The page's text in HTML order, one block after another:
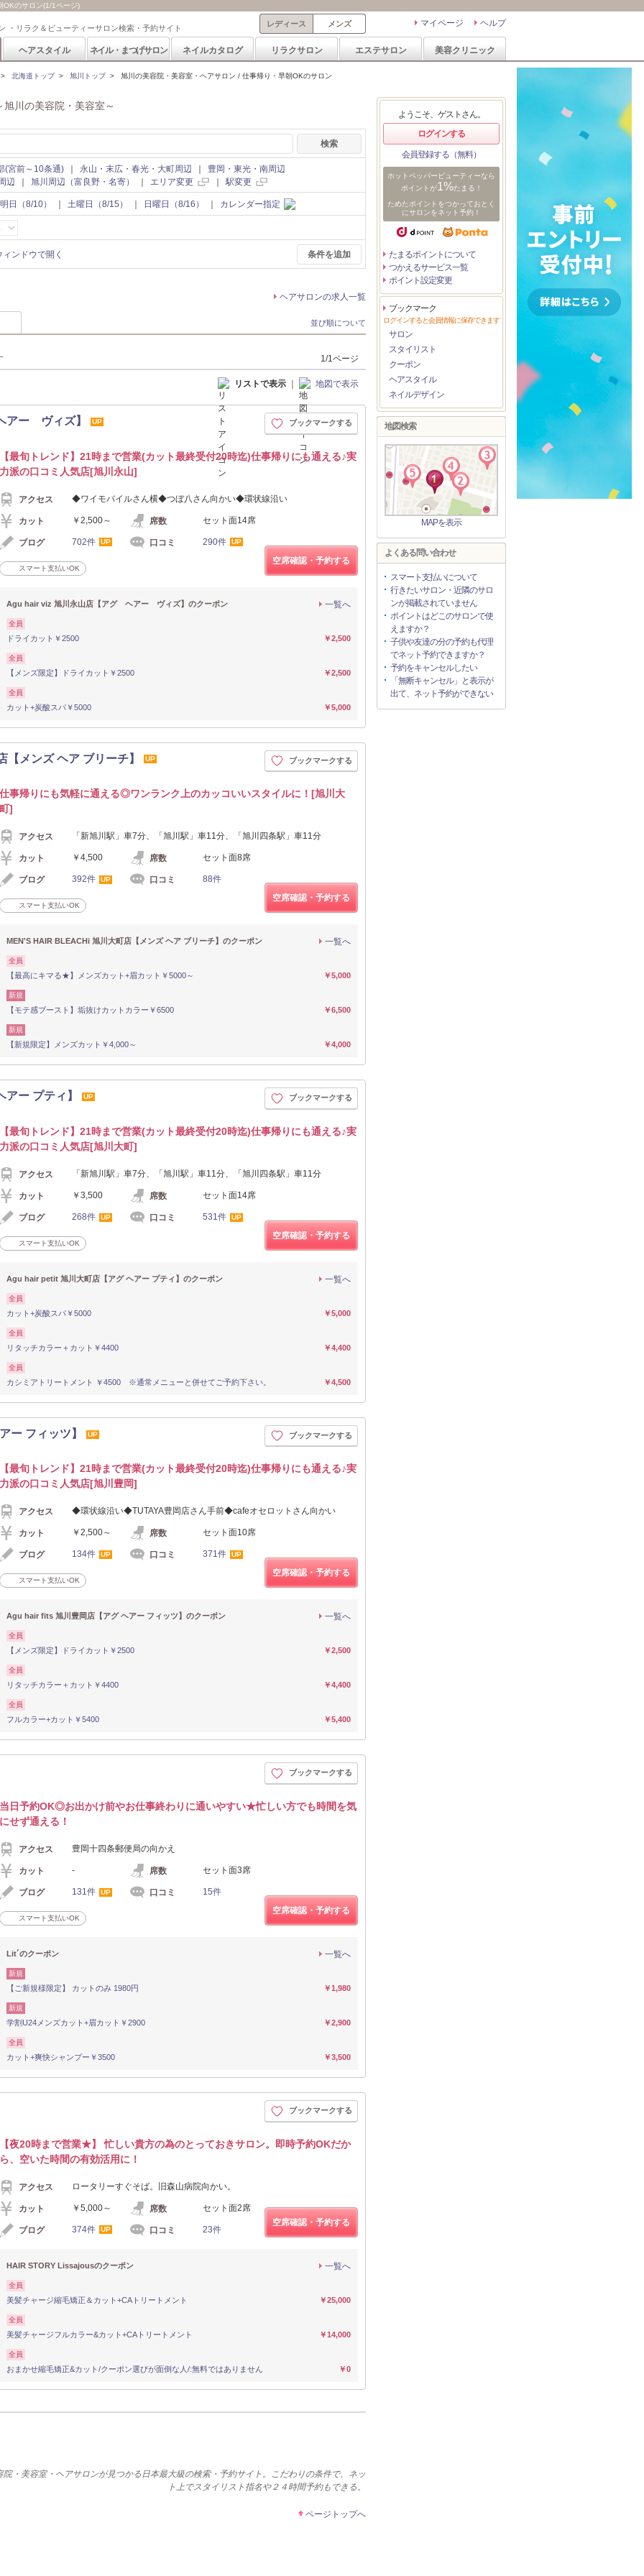
OKのサロン(1/1ページ)
・リラク＆ビューティーサロン検索・予約サイト ヘルプ
マイページ
レディース メンズ
ヘアスタイル ネイル・まつげサロン ネイルカタログ リラクサロン エステサロン 美容クリニック
北海道トップ> 旭川トップ> 旭川の美容院・美容室・ヘアサロン / 仕事帰り・早朝OKのサロン
旭川の美容院・美容室～
(宮前～10条通) 永山・末広・春光・大町周辺
豊岡・東光・南周辺
辺
旭川周辺（富良野・名寄） エリア変更 駅変更
明日（8/10） 土曜日（8/15） 日曜日（8/16） カレンダー指定
条件を追加
ヘアサロンの求人一覧
並び順について
1/1ページ
リストで表示 地図で表示
アー ヴィズ】 UP ブックマークする
【最旬トレンド】21時まで営業(カット最終受付20時迄)仕事帰りにも通える♪実
力派の口コミ人気店[旭川永山]
アクセス ◆ワイモバイルさん横◆つぼ八さん向かい◆環状線沿い
カット ￥2,500～ 席数 セット面14席
ブログ 702件 UP 口コミ 290件 UP
スマート支払いOK
空席確認・予約する
Agu hair viz 旭川永山店【アグ ヘアー ヴィズ】のクーポン 一覧へ
全員
ドライカット￥2500 ￥2,500
全員
【メンズ限定】ドライカット￥2500 ￥2,500
全員
カット+炭酸スパ￥5000 ￥5,000
メンズ ヘア ブリーチ】 UP ブックマークする
仕事帰りにも気軽に通える◎ワンランク上のカッコいいスタイルに！[旭川大
町]
アクセス 「新旭川駅」車7分、「旭川駅」車11分、「旭川四条駅」車11分
カット ￥4,500 席数 セット面8席
ブログ 392件 UP 口コミ 88件
スマート支払いOK
空席確認・予約する
MEN'S HAIR BLEACHi 旭川大町店【メンズ ヘア ブリーチ】のクーポン 一覧へ
全員
【最高にキマる★】メンズカット+眉カット￥5000～ ￥5,000
新規
【モテ感ブースト】垢抜けカットカラー￥6500 ￥6,500
新規
【新規限定】メンズカット￥4,000～ ￥4,000
ー プティ】 UP ブックマークする
【最旬トレンド】21時まで営業(カット最終受付20時迄)仕事帰りにも通える♪実
力派の口コミ人気店[旭川大町]
アクセス 「新旭川駅」車7分、「旭川駅」車11分、「旭川四条駅」車11分
カット ￥3,500 席数 セット面14席
ブログ 268件 UP 口コミ 531件 UP
スマート支払いOK
空席確認・予約する
Agu hair petit 旭川大町店【アグ ヘアー プティ】のクーポン 一覧へ
全員
カット+炭酸スパ￥5000 ￥5,000
全員
リタッチカラー＋カット￥4400 ￥4,400
全員
カシミアトリートメント ￥4500 ※通常メニューと併せてご予約下さい。 ￥4,500
ー フィッツ】 UP ブックマークする
【最旬トレンド】21時まで営業(カット最終受付20時迄)仕事帰りにも通える♪実
力派の口コミ人気店[旭川豊岡]
アクセス ◆環状線沿い◆TUTAYA豊岡店さん手前◆cafeオセロットさん向かい
カット ￥2,500～ 席数 セット面10席
ブログ 134件 UP 口コミ 371件 UP
スマート支払いOK
空席確認・予約する
Agu hair fits 旭川豊岡店【アグ ヘアー フィッツ】のクーポン 一覧へ
全員
【メンズ限定】ドライカット￥2500 ￥2,500
全員
リタッチカラー＋カット￥4400 ￥4,400
全員
フルカラー+カット￥5400 ￥5,400
ブックマークする
当日予約OK◎お出かけ前やお仕事終わりに通いやすい★忙しい方でも時間を気
にせず通える！
アクセス 豊岡十四条郵便局の向かえ
カット - 席数 セット面3席
ブログ 131件 UP 口コミ 15件
スマート支払いOK
空席確認・予約する
Lit´のクーポン 一覧へ
新規
【ご新規様限定】 カットのみ 1980円 ￥1,980
新規
学割U24メンズカット+眉カット￥2900 ￥2,900
全員
カット+爽快シャンプー￥3500 ￥3,500
ブックマークする
【夜20時まで営業★】 忙しい貴方の為のとっておきサロン。即時予約OKだか
ら、空いた時間の有効活用に！
アクセス ロータリーすぐそば。旧森山病院向かい。
カット ￥5,000～ 席数 セット面2席
ブログ 374件 UP 口コミ 23件
空席確認・予約する
HAIR STORY Lissajousのクーポン 一覧へ
全員
美髪チャージ縮毛矯正＆カット+CAトリートメント ￥25,000
全員
美髪チャージフルカラー&カット+CAトリートメント ￥14,000
全員
おまかせ縮毛矯正&カット/クーポン選びが面倒な人/:無料ではありません ￥0
・美容室・ヘアサロンが見つかる日本最大級の検索・予約サイト。こだわりの条件で、ネッ
ト上でスタイリスト指名や２４時間予約もできる。
ページトップへ
ようこそ、ゲストさん。
ログインする
会員登録する（無料）
ホットペッパービューティーなら
ポイントが1%たまる！
ためたポイントをつかっておとく
にサロンをネット予約！
たまるポイントについて
つかえるサービス一覧
ポイント設定変更
ブックマーク
ログインすると会員情報に保存できます
サロン
スタイリスト
クーポン
ヘアスタイル
ネイルデザイン
地図検索
MAPを表示
よくある問い合わせ
スマート支払いについて
行きたいサロン・近隣のサロ
ンが掲載されていません
ポイントはどこのサロンで使
えますか？
子供や友達の分の予約も代理
でネット予約できますか？
予約をキャンセルしたい
「無断キャンセル」と表示が
出て、ネット予約ができない